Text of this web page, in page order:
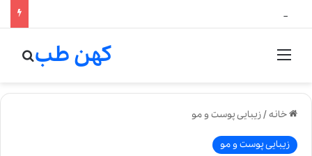
منو کهن طب
خانه/زیبایی پوست و مو
زیبایی پوست و مو